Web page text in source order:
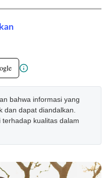
bahwa informasi yang
dan dapat diandalkan.
kualitas dalam